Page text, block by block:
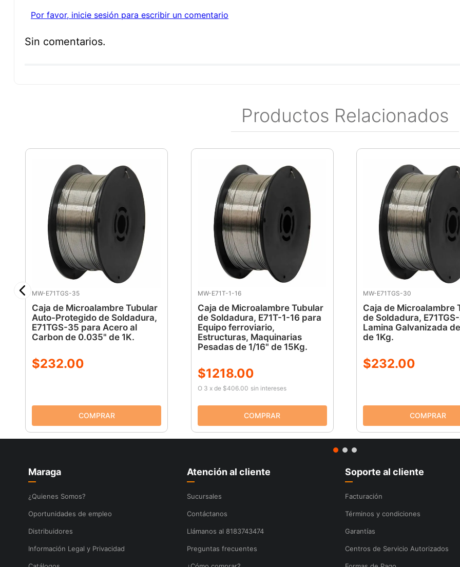
Por favor, inicie sesión para escribir un comentario
Sin comentarios.
Productos Relacionados
MW-E71TGS-35
Caja de Microalambre Tubular
Auto-Protegido de Soldadura,
E71TGS-35 para Acero al
Carbon de 0.035" de 1K.
$232.00
MW-E71T-1-16
Caja de Microalambre Tubular
de Soldadura, E71T-1-16 para
Equipo ferroviario,
Estructuras, Maquinarias
Pesadas de 1/16" de 15Kg.
$1218.00
O 3 xde $406.00 sin intereses
MW-E71TGS-30
Caja de Microalambre
de Soldadura,
Lamina Galvanizada
de 1Kg.
$232.00
Maraga
¿Quienes Somos?
Oportunidades de empleo
Distribuidores
Información Legal y Privacidad
Atención al cliente
Sucursales
Contáctanos
Llámanos al 8183743474
Preguntas frecuentes
Soporte al cliente
Facturación
Términos y condiciones
Garantías
Centros de Servicio Autorizados